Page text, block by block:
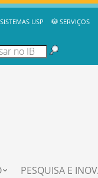
SISTEMAS USP SERVIÇOS
PESQUISA E